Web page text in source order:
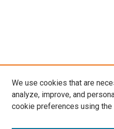
We use cookies that are
analyze, improve, and
cookie preferences using the